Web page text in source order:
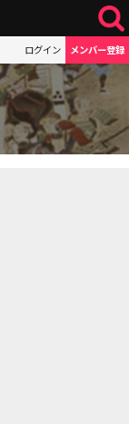
ログイン メンバー登録